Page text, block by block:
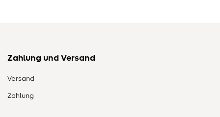
Zahlung und Versand
Versand
Zahlung